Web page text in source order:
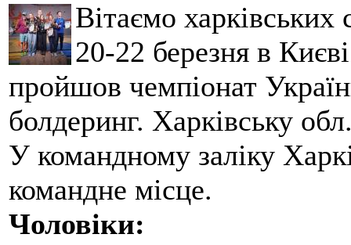
Вітаємо
20-22 березня в
пройшов чемпіонат
болдеринг. Харківську
У командному заліку
командне місце.
Чоловіки: